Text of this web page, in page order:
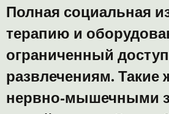
Полная социальная
терапию и
ограниченный
развлечениям. Такие
нервно-мышечными